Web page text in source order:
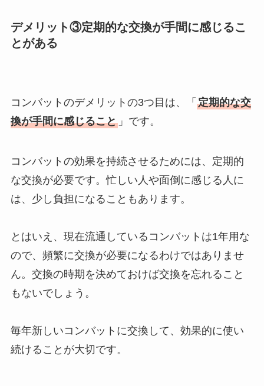
デメリット③定期的な交換が手間に感じるこ
とがある
コンバットのデメリットの3つ目は、「 定期的な交
換が手間に感じること」です。
コンバットの効果を持続させるためには、定期的
な交換が必要です。忙しい人や面倒に感じる人に
は、少し負担になることもあります。
とはいえ、現在流通しているコンバットは1年用な
ので、頻繁に交換が必要になるわけではありませ
ん。交換の時期を決めておけば交換を忘れること
もないでしょう。
毎年新しいコンバットに交換して、効果的に使い
続けることが大切です。